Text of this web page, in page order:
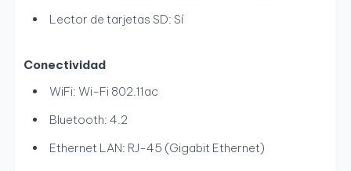
Lector de tarjetas SD: Sí
Conectividad
WiFi: Wi-Fi 802.11ac
Bluetooth: 4.2
Ethernet LAN: RJ-45 (Gigabit Ethernet)